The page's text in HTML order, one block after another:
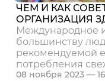
ЧЕМ И КАК
ОРГАНИЗАЦИЯ
Международное
большинству
рекомендуемой
потребления
08 ноября 2023 —